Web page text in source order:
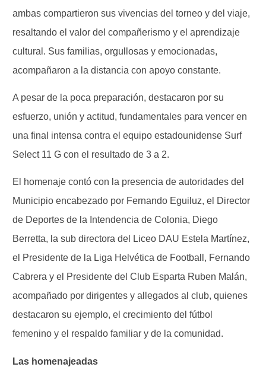
ambas compartieron sus vivencias del torneo y del viaje,
resaltando el valor del compañerismo y el aprendizaje
cultural. Sus familias, orgullosas y emocionadas,
acompañaron a la distancia con apoyo constante.
A pesar de la poca preparación, destacaron por su
esfuerzo, unión y actitud, fundamentales para vencer en
una final intensa contra el equipo estadounidense Surf
Select 11 G con el resultado de 3 a 2.
El homenaje contó con la presencia de autoridades del
Municipio encabezado por Fernando Eguiluz, el Director
de Deportes de la Intendencia de Colonia, Diego
Berretta, la sub directora del Liceo DAU Estela Martínez,
el Presidente de la Liga Helvética de Football, Fernando
Cabrera y el Presidente del Club Esparta Ruben Malán,
acompañado por dirigentes y allegados al club, quienes
destacaron su ejemplo, el crecimiento del fútbol
femenino y el respaldo familiar y de la comunidad.
Las homenajeadas